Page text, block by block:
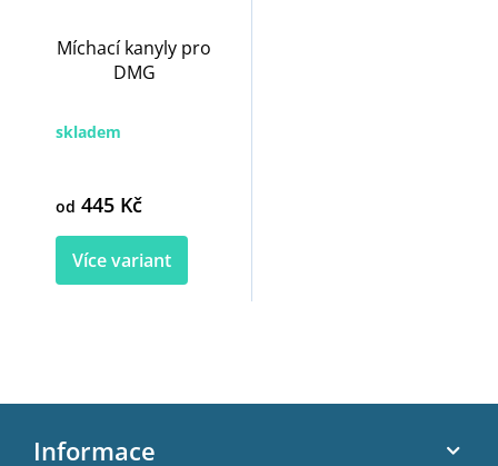
Míchací kanyly pro
DMG
skladem
od 445 Kč
Více variant
Informace